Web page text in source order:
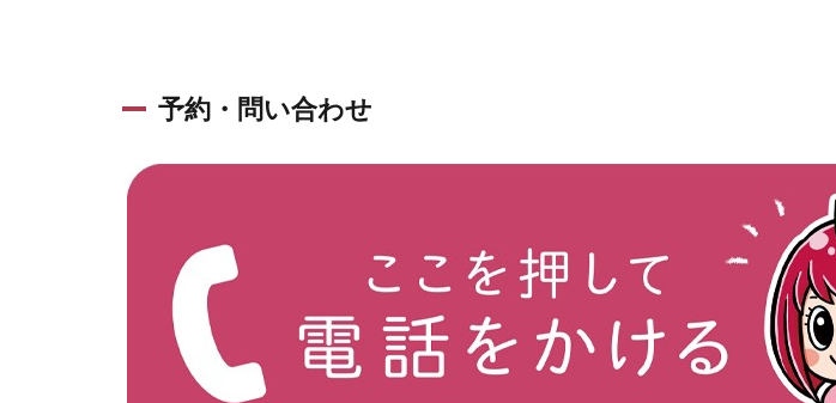
予約・問い合わせ